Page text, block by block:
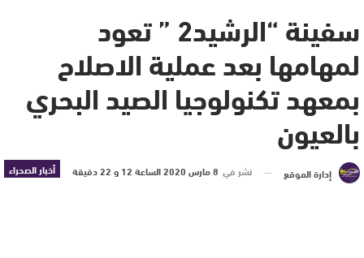
سفينة “الرشيد2 ” تعود
لمهامها بعد عملية الاصلاح
بمعهد تكنولوجيا الصيد البحري
بالعيون
أخبار الصحراء إدارة الموقع نشر في 8 مارس 2020 الساعة 12 و 22 دقيقة